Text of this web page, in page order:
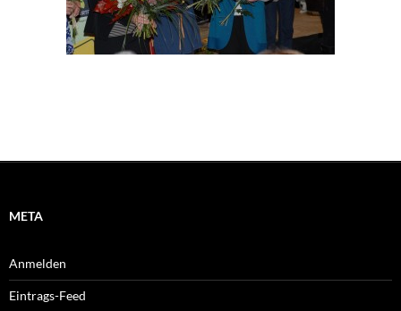
META
Anmelden
Eintrags-Feed